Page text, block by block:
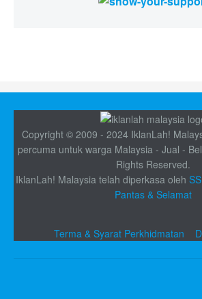
Copyright © 2009 - 2024 IklanLah!
percuma untuk warga Malaysia - Jual -
Rights Reserved.
IklanLah! Malaysia telah diperkasa oleh
Pantas & Selamat
Terma & Syarat Perkhidmatan